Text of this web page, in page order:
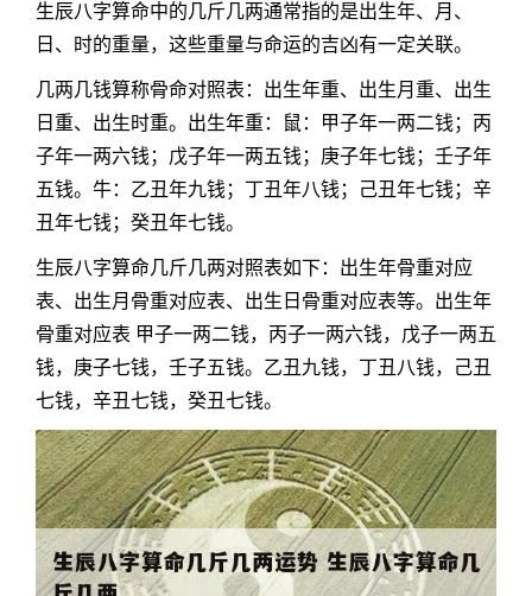
生辰八字算命中的几斤几两通常指的是出生年、月、
日、时的重量，这些重量与命运的吉凶有一定关联。
几两几钱算称骨命对照表：出生年重、出生月重、出生
日重、出生时重。出生年重：鼠：甲子年一两二钱；丙
子年一两六钱；戊子年一两五钱；庚子年七钱；壬子年
五钱。牛：乙丑年九钱；丁丑年八钱；己丑年七钱；辛
丑年七钱；癸丑年七钱。
生辰八字算命几斤几两对照表如下：出生年骨重对应
表、出生月骨重对应表、出生日骨重对应表等。出生年
骨重对应表 甲子一两二钱，丙子一两六钱，戊子一两五
钱，庚子七钱，壬子五钱。乙丑九钱，丁丑八钱，己丑
七钱，辛丑七钱，癸丑七钱。